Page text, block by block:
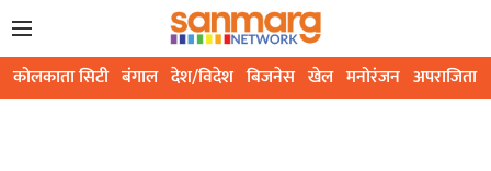
कोलकाता सिटी बंगाल देश/विदेश बिजनेस खेल मनोरंजन अपराजिता